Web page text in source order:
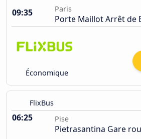
09:35
Paris
Porte Maillot Arrêt de
Économique
FlixBus
06:25 Pise
Pietrasantina Gare